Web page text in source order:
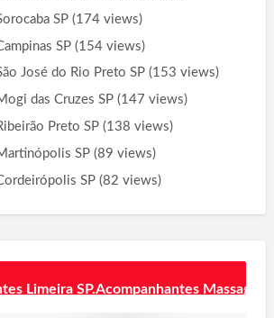
SP(174 views)
SP(154 views)
José do Rio Preto SP(153 views)
das Cruzes SP(147 views)
Preto SP(138 views)
SP(89 views)
SP(82 views)
Limeira SP.Acompanhantes